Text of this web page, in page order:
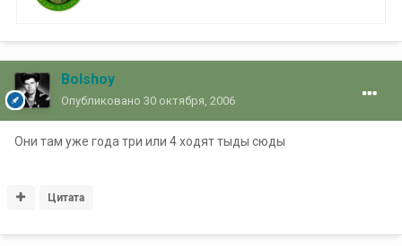
Bolshoy
Опубликовано 30 октября, 2006
Они там уже года три или 4 ходят тыды сюды
Цитата